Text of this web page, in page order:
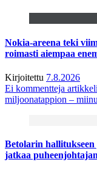
Nokia-areena teki
roimasti aiempaa
Kirjoitettu 7.8.2026
Ei kommentteja
miljoonatappion –
Betolarin hallitukseen
jatkaa